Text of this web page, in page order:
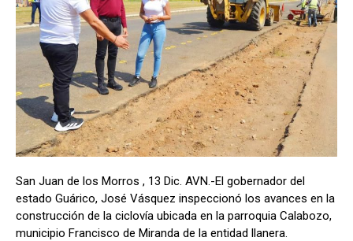
San Juan de los Morros , 13 Dic. AVN.-El gobernador del
estado Guárico, José Vásquez inspeccionó los avances en la
construcción de la ciclovía ubicada en la parroquia Calabozo,
municipio Francisco de Miranda de la entidad llanera.